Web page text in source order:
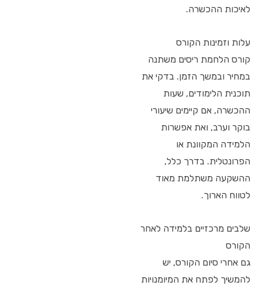
לאיכות ההכשרה.
עלות וזמינות הקורס
קורס הלחמת ריסים משתנה
במחיר ובמשך הזמן. בדקי את
תוכנית הלימודים, שעות
ההכשרה, אם קיימים שיעורי
בוקר וערב, ואת אפשרות
הלמידה המקוונת או
הפרונטלית. בדרך כלל,
ההשקעה משתלמת מאוד
לטווח הארוך.
שלבים מרכזיים בלמידה לאחר
הקורס
גם אחרי סיום הקורס, יש
להמשיך לפתח את המיומנויות